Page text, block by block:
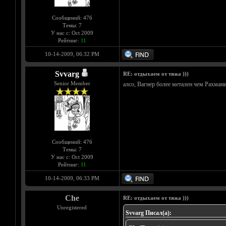
Сообщений: 476
Темы: 7
У нас с: Oct 2009
Рейтинг: 11
10-14-2009, 06:32 PM
Svvarg
Senior Member
Сообщений: 476
Темы: 7
У нас с: Oct 2009
Рейтинг: 11
RE: отдыхаем от тяжа )))
алсо, Вагнер более метален чем
10-14-2009, 06:33 PM
Che
Unregistered
RE: отдыхаем от тяжа )))
Svvarg Писал(а):